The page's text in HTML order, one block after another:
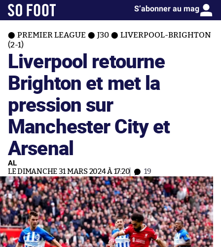
S’abonner au mag
PREMIER LEAGUE J30
LIVERPOOL-BRIGHTON
(2-1)
Liverpool retourne
Brighton et met la
pression sur
Manchester City et
Arsenal
AL
LE DIMANCHE 31 MARS 2024 À 17:20 19